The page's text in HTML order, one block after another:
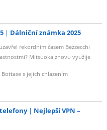
Dálniční známka 2025
rekordním časem Bezzecchi
Mitsuoka znovu využije
s jejich chlazením
Nejlepší VPN –